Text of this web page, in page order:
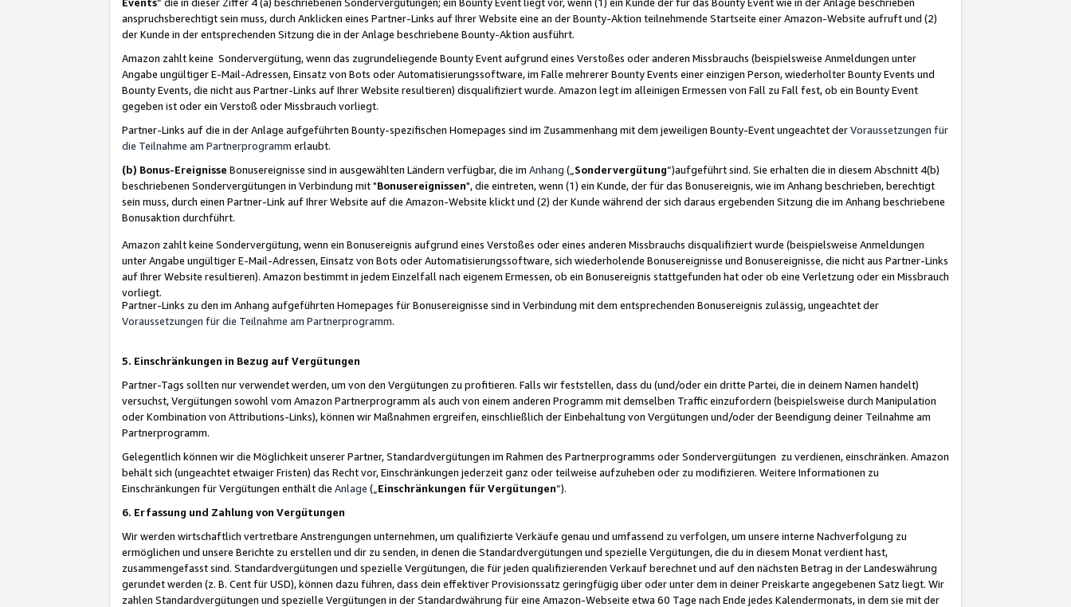
anspruchsberechtigt sein muss, durch Anklicken eines Partner-Links auf Ihrer Website eine an der Bounty-Aktion teilnehmende Startseite einer Amazon-Website aufruft und (2)
der Kunde in der entsprechenden Sitzung die in der Anlage beschriebene Bounty-Aktion ausführt.
Amazon zahlt keine Sondervergütung, wenn das zugrundeliegende Bounty Event aufgrund eines Verstoßes oder anderen Missbrauchs (beispielsweise Anmeldungen unter
Angabe ungültiger E-Mail-Adressen, Einsatz von Bots oder Automatisierungssoftware, im Falle mehrerer Bounty Events einer einzigen Person, wiederholter Bounty Events und
Bounty Events, die nicht aus Partner-Links auf Ihrer Website resultieren) disqualifiziert wurde. Amazon legt im alleinigen Ermessen von Fall zu Fall fest, ob ein Bounty Event
gegeben ist oder ein Verstoß oder Missbrauch vorliegt.
Partner-Links auf die in der Anlage aufgeführten Bounty-spezifischen Homepages sind im Zusammenhang mit dem jeweiligen Bounty-Event ungeachtet derVoraussetzungen für
die Teilnahme am Partnerprogramm erlaubt.
(b) Bonus-Ereignisse Bonusereignisse sind in ausgewählten Ländern verfügbar, die im Anhang („ Sondervergütung“)aufgeführt sind. Sie erhalten die in diesem Abschnitt 4(b)
beschriebenen Sondervergütungen in Verbindung mit "Bonusereignissen", die eintreten, wenn (1) ein Kunde, der für das Bonusereignis, wie im Anhang beschrieben, berechtigt
sein muss, durch einen Partner-Link auf Ihrer Website auf die Amazon-Website klickt und (2) der Kunde während der sich daraus ergebenden Sitzung die im Anhang beschriebene
Bonusaktion durchführt.
Amazon zahlt keine Sondervergütung, wenn ein Bonusereignis aufgrund eines Verstoßes oder eines anderen Missbrauchs disqualifiziert wurde (beispielsweise Anmeldungen
unter Angabe ungültiger E-Mail-Adressen, Einsatz von Bots oder Automatisierungssoftware, sich wiederholende Bonusereignisse und Bonusereignisse, die nicht aus Partner-Links
auf Ihrer Website resultieren). Amazon bestimmt in jedem Einzelfall nach eigenem Ermessen, ob ein Bonusereignis stattgefunden hat oder ob eine Verletzung oder ein Missbrauch
vorliegt.
Partner-Links zu den im Anhang aufgeführten Homepages für Bonusereignisse sind in Verbindung mit dem entsprechenden Bonusereignis zulässig, ungeachtet der
Voraussetzungen für die Teilnahme am Partnerprogramm.
5. Einschränkungen in Bezug auf Vergütungen
Partner-Tags sollten nur verwendet werden, um von den Vergütungen zu profitieren. Falls wir feststellen, dass du (und/oder ein dritte Partei, die in deinem Namen handelt)
versuchst, Vergütungen sowohl vom Amazon Partnerprogramm als auch von einem anderen Programm mit demselben Traffic einzufordern (beispielsweise durch Manipulation
oder Kombination von Attributions-Links), können wir Maßnahmen ergreifen, einschließlich der Einbehaltung von Vergütungen und/oder der Beendigung deiner Teilnahme am
Partnerprogramm.
Gelegentlich können wir die Möglichkeit unserer Partner, Standardvergütungen im Rahmen des Partnerprogramms oder Sondervergütungen zu verdienen, einschränken. Amazon
behält sich (ungeachtet etwaiger Fristen) das Recht vor, Einschränkungen jederzeit ganz oder teilweise aufzuheben oder zu modifizieren. Weitere Informationen zu
Einschränkungen für Vergütungen enthält die Anlage („ Einschränkungen für Vergütungen“).
6. Erfassung und Zahlung von Vergütungen
Wir werden wirtschaftlich vertretbare Anstrengungen unternehmen, um qualifizierte Verkäufe genau und umfassend zu verfolgen, um unsere interne Nachverfolgung zu
ermöglichen und unsere Berichte zu erstellen und dir zu senden, in denen die Standardvergütungen und spezielle Vergütungen, die du in diesem Monat verdient hast,
zusammengefasst sind. Standardvergütungen und spezielle Vergütungen, die für jeden qualifizierenden Verkauf berechnet und auf den nächsten Betrag in der Landeswährung
gerundet werden (z. B. Cent für USD), können dazu führen, dass dein effektiver Provisionssatz geringfügig über oder unter dem in deiner Preiskarte angegebenen Satz liegt. Wir
zahlen Standardvergütungen und spezielle Vergütungen in der Standardwährung für eine Amazon-Webseite etwa 60 Tage nach Ende jedes Kalendermonats, in dem sie mit der